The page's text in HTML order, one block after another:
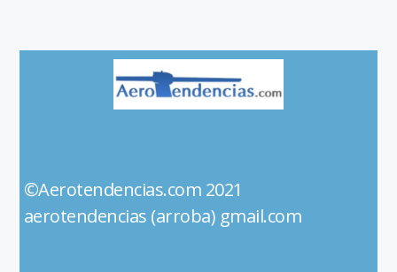
©Aerotendencias.com 2021
aerotendencias (arroba) gmail.com